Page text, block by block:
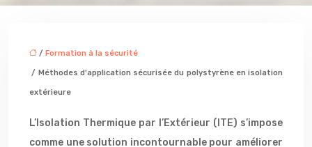
/ Formation à la sécurité
/ Méthodes d’application sécurisée du polystyrène en isolation
extérieure
L’Isolation Thermique par l’Extérieur (ITE) s’impose
comme une solution incontournable pour améliorer